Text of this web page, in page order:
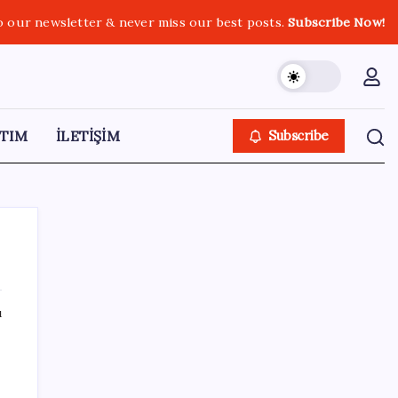
our newsletter & never miss our best posts.Subscribe Now!
İLETİŞİM Subscribe